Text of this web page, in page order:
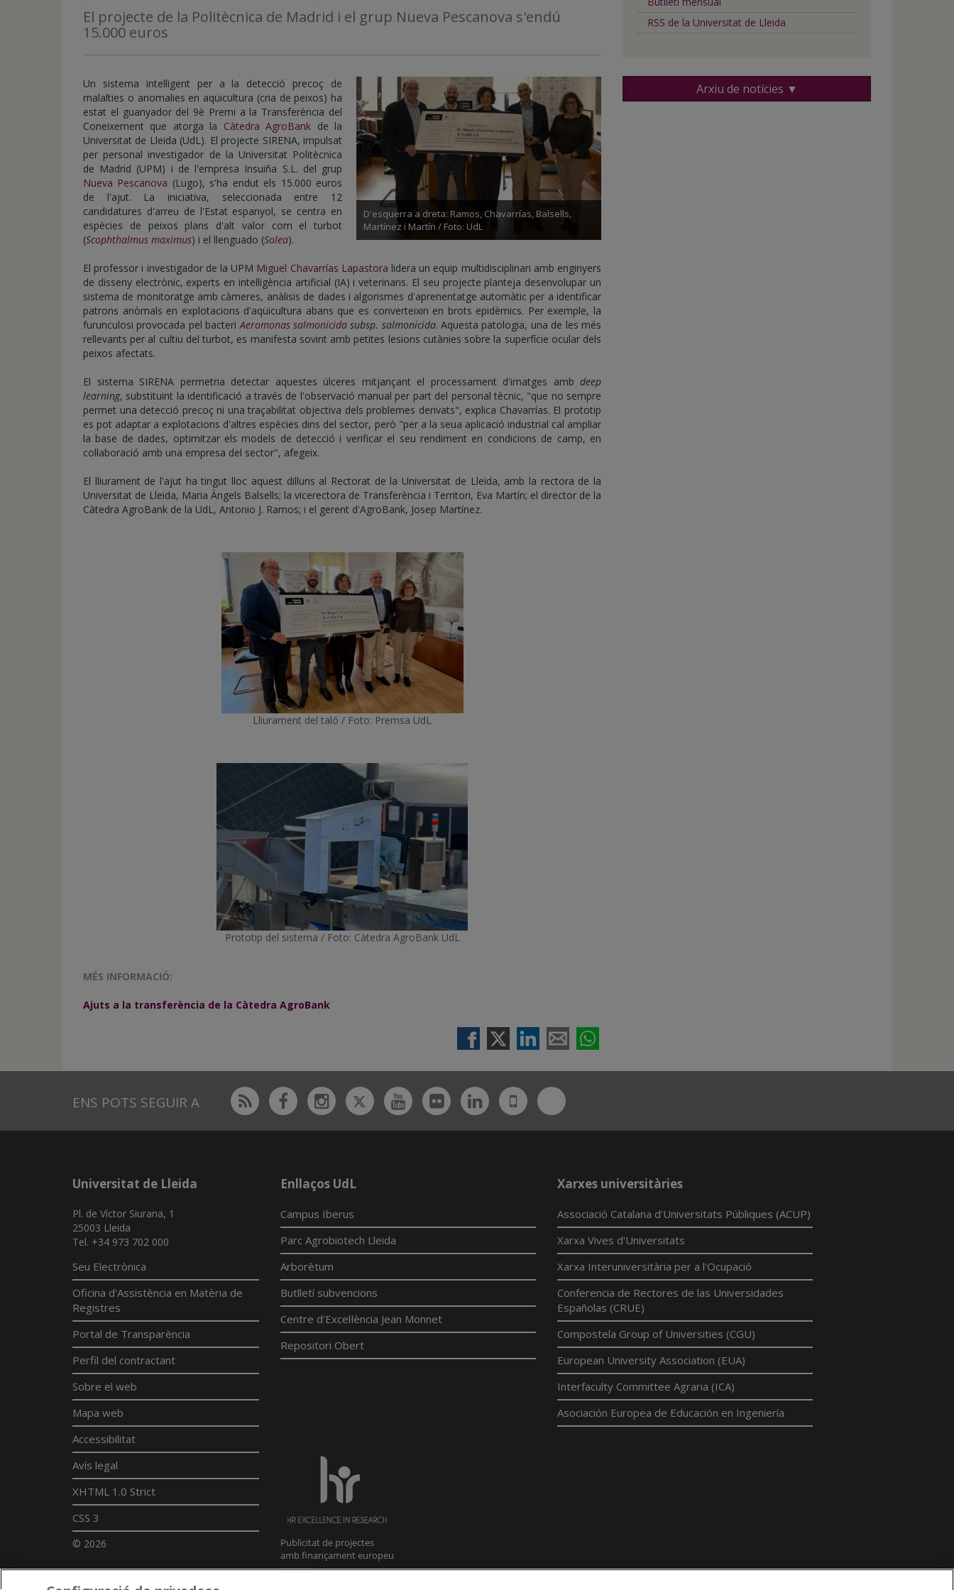
inicio
El projecte de la Politècnica de Madrid i el grup Nueva Pescanova s'endú
15.000 euros
D'esquerra a dreta: Ramos, Chavarrías, Balsells,
Martínez i Martín / Foto: UdL
Un sistema intel·ligent per a la detecció precoç de
malalties o anomalies en aqüicultura (cria de peixos) ha
estat el guanyador del 9è Premi a la Transferència del
Coneixement que atorga la Càtedra AgroBank de la
Universitat de Lleida (UdL). El projecte SIRENA, impulsat
per personal investigador de la Universitat Politècnica
de Madrid (UPM) i de l'empresa Insuiña S.L. del grup
Nueva Pescanova (Lugo), s'ha endut els 15.000 euros
de l'ajut. La iniciativa, seleccionada entre 12
candidatures d'arreu de l'Estat espanyol, se centra en
espècies de peixos plans d'alt valor com el turbot
(Scophthalmus maximus) i el llenguado (Solea).
El professor i investigador de la UPM Miguel Chavarrías Lapastora lidera un equip multidisciplinari amb enginyers
de disseny electrònic, experts en intel·ligència artificial (IA) i veterinaris. El seu projecte planteja desenvolupar un
sistema de monitoratge amb càmeres, anàlisis de dades i algorismes d'aprenentatge automàtic per a identificar
patrons anòmals en explotacions d'aqüicultura abans que es converteixin en brots epidèmics. Per exemple, la
furunculosi provocada pel bacteriAeromonas salmonicidasubsp. salmonicida. Aquesta patologia, una de les més
rellevants per al cultiu del turbot, es manifesta sovint amb petites lesions cutànies sobre la superfície ocular dels
peixos afectats.
El sistema SIRENA permetria detectar aquestes úlceres mitjançant el processament d'imatges amb deep
learning, substituint la identificació a través de l'observació manual per part del personal tècnic, "que no sempre
permet una detecció precoç ni una traçabilitat objectiva dels problemes derivats", explica Chavarrías. El prototip
es pot adaptar a explotacions d'altres espècies dins del sector, però "per a la seua aplicació industrial cal ampliar
la base de dades, optimitzar els models de detecció i verificar el seu rendiment en condicions de camp, en
col·laboració amb una empresa del sector", afegeix.
El lliurament de l'ajut ha tingut lloc aquest dilluns al Rectorat de la Universitat de Lleida, amb la rectora de la
Universitat de Lleida, Maria Àngels Balsells; la vicerectora de Transferència i Territori, Eva Martín; el director de la
Càtedra AgroBank de la UdL, Antonio J. Ramos; i el gerent d'AgroBank, Josep Martínez.
Lliurament del taló / Foto: Premsa UdL
Prototip del sistema / Foto: Càtedra AgroBank UdL
MÉS INFORMACIÓ:
Ajuts a la transferència de la Càtedra AgroBank
RSS de la Universitat de Lleida
Arxiu de notícies ▼
ENS POTS SEGUIR A Rss FacebookInstagram
TwitterYoutubeFlickrLinkedin
UdL
App
Bluesky
Universitat de Lleida
Pl. de Víctor Siurana, 1
25003 Lleida
Tel. +34 973 702 000
Seu Electrònica
Oficina d'Assistència en Matèria de
Registres
Portal de Transparència
Perfil del contractant
Sobre el web
Mapa web
Accessibilitat
Avís legal
XHTML 1.0 Strict
CSS 3
© 2026
Enllaços UdL
Campus Iberus
Parc Agrobiotech Lleida
Arborètum
Butlletí subvencions
Centre d'Excel·lència Jean Monnet
Repositori Obert
Xarxes universitàries
Associació Catalana d'Universitats Públiques (ACUP)
Xarxa Vives d'Universitats
Xarxa Interuniversitària per a l'Ocupació
Conferencia de Rectores de las Universidades
Españolas (CRUE)
Compostela Group of Universities (CGU)
European University Association (EUA)
Interfaculty Committee Agraria (ICA)
Asociación Europea de Educación en Ingeniería